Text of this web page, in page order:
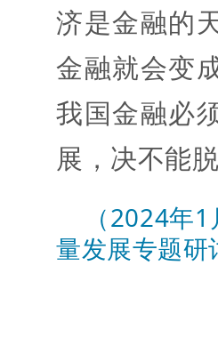
济是金融的
金融就会变
我国金融必
展，决不能
（2024年
量发展专题